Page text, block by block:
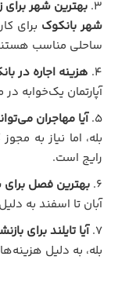
بهترین شهر برای
شهر بانکوک برای
ساحلی مناسب
هزینه اجاره در
آپارتمان یک‌خوابه در مرکز شهر حدود
آیا مهاجران
بله، اما نیاز به
رایج است.
بهترین فصل برای
آبان تا اسفند به
آیا تایلند برای
بله، به دلیل